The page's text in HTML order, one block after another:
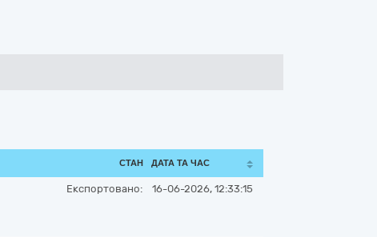
СТАН ДАТА ТА ЧАС
Експортовано: 16-06-2026, 12:33:15